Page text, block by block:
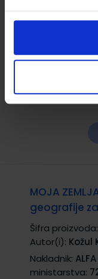
razred
MOJA
geografije
Šifra proizvoda:
Autor(i): Kožul
Nakladnik:
ministarstva: